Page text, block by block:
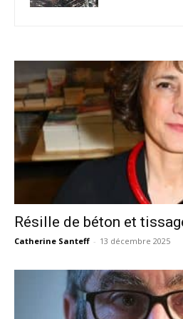
Résille de béton et
Catherine Santeff - 13 décembre 2025